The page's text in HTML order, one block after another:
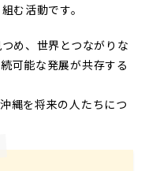
む活動です。
め、世界とつながりな
可能な発展が共存する
縄を将来の人たちにつ